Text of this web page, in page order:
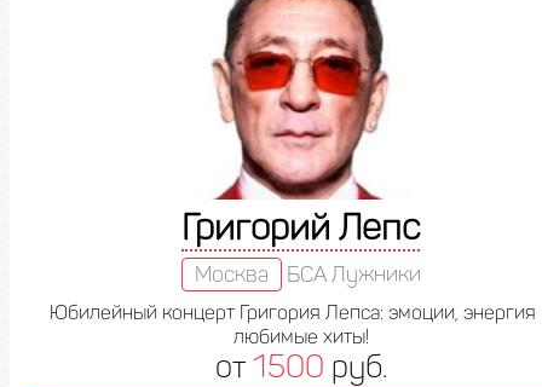
Григорий Лепс
Москва БСА Лужники
Юбилейный концерт Григория Лепса: эмоции, энергия
любимые хиты!
от 1500 руб.